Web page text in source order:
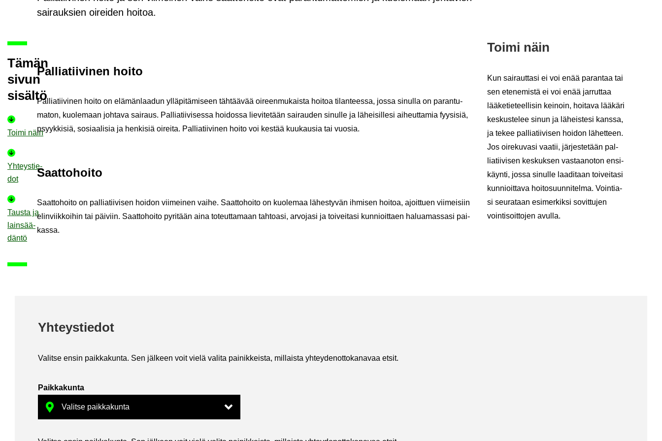
sairauksien oireiden hoitoa.
Tämän
sivun
si­säl­tö
Toimi näin
Yh­teys­tie­
dot
Taus­ta ja
lain­sää­
dän­tö
Pal­lia­tii­vi­nen hoito
Pal­lia­tii­vi­nen hoito on elä­män­laa­dun yl­lä­pi­tä­mi­seen täh­tää­vää oi­reen­mu­kais­ta hoi­toa ti­lan­tees­sa, jossa si­nul­la on pa­ran­tu­
ma­ton, kuo­le­maan joh­ta­va sai­raus. Pal­lia­tii­vi­ses­sa hoi­dos­sa lie­vi­te­tään sai­rau­den si­nul­le ja lä­hei­sil­le­si ai­heut­ta­mia fyy­si­siä,
psyyk­ki­siä, so­si­aa­li­sia ja hen­ki­siä oi­rei­ta. Pal­lia­tii­vi­nen hoito voi kes­tää kuu­kausia tai vuo­sia.
Saat­to­hoi­to
Saat­to­hoi­to on pal­lia­tii­vi­sen hoi­don vii­mei­nen vaihe. Saat­to­hoi­to on kuo­le­maa lä­hes­ty­vän ih­mi­sen hoi­toa, ajoit­tuen vii­mei­siin
elin­viik­koi­hin tai päi­viin. Saat­to­hoi­to py­ri­tään aina to­teut­ta­maan tah­toa­si, ar­vo­ja­si ja toi­vei­ta­si kun­nioit­taen ha­lua­mas­sa­si pai­
kas­sa.
Toimi näin
Kun sai­raut­ta­si ei voi enää pa­ran­taa tai
sen ete­ne­mis­tä ei voi enää jar­rut­taa
lää­ke­tie­teel­li­sin kei­noin, hoi­ta­va lää­kä­ri
kes­kus­te­lee sinun ja lä­heis­te­si kans­sa,
ja tekee pal­lia­tii­vi­sen hoi­don lä­het­teen.
Jos oi­re­ku­va­si vaa­tii, jär­jes­te­tään pal­
lia­tii­vi­sen kes­kuk­sen vas­taan­o­ton en­si­
käyn­ti, jossa si­nul­le laa­di­taan toi­vei­ta­si
kun­nioit­ta­va hoi­to­suun­ni­tel­ma. Voin­tia­
si seu­ra­taan esi­mer­kik­si so­vit­tu­jen
voin­ti­soit­to­jen avul­la.
Yh­teys­tie­dot
Va­lit­se ensin paik­ka­kun­ta. Sen jäl­keen voit vielä va­li­ta pai­nik­keis­ta, mil­lais­ta yh­tey­den­ot­to­ka­na­vaa etsit.
Paik­ka­kun­ta